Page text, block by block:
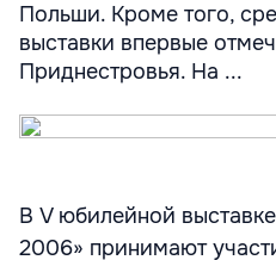
Польши. Кроме того,
выставки впервые
Приднестровья. На ...
В V юбилейной
2006» принимают